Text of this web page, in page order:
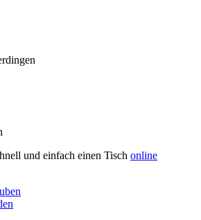
und einfach einen Tisch online